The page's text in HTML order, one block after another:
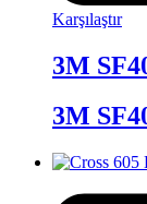
Karşılaştır
3M
3M